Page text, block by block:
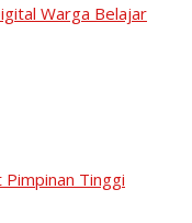
Warga Belajar
Tinggi